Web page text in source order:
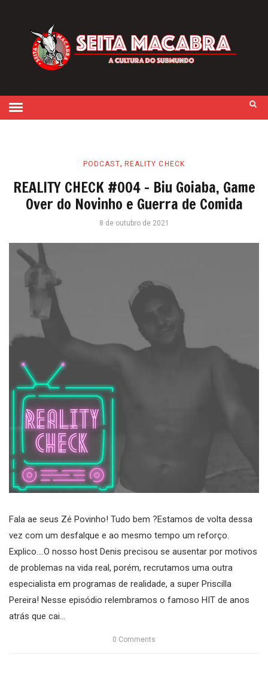
PODCAST, REALITY CHECK
REALITY CHECK #004 – Biu Goiaba, Game
Over do Novinho e Guerra de Comida
8 de outubro de 2021
Fala ae seus Zé Povinho! Tudo bem ?Estamos de volta dessa
vez com um desfalque e ao mesmo tempo um reforço.
Explico....O nosso host Denis precisou se ausentar por motivos
de problemas na vida real, porém, recrutamos uma outra
especialista em programas de realidade, a super Priscilla
Pereira! Nesse episódio relembramos o famoso HIT de anos
atrás que cai...
0 Comments